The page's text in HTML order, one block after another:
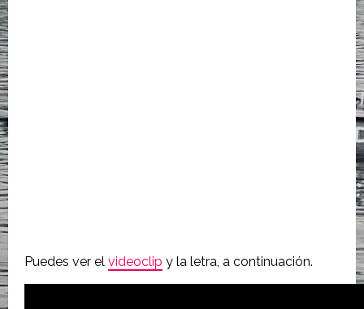
Puedes ver el videoclip y la letra, a continuación.